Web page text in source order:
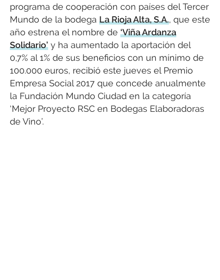
programa de cooperación con países del Tercer
Mundo de la bodega La Rioja Alta, S.A., que este
año estrena el nombre de ‘Viña Ardanza
Solidario’ y ha aumentado la aportación del
0,7% al 1% de sus beneficios con un mínimo de
100.000 euros, recibió este jueves el Premio
Empresa Social 2017 que concede anualmente
la Fundación Mundo Ciudad en la categoría
‘Mejor Proyecto RSC en Bodegas Elaboradoras
de Vino’.